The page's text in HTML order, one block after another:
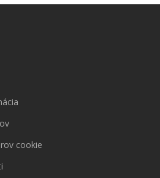
cookie